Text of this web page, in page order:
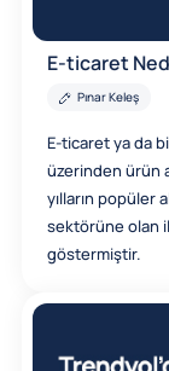
E-ticaret
Pınar Keleş
E-ticaret ya da
üzerinden ürün
yılların popüler
sektörüne olan
göstermiştir.